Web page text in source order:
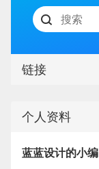
链接
个人资料
蓝蓝设计的小编